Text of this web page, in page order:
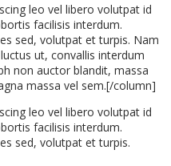
leo vel libero volutpat id
facilisis interdum.
sed, volutpat et turpis. Nam
ut, convallis interdum
non auctor blandit, massa
massa vel sem.[/column]
leo vel libero volutpat id
facilisis interdum.
sed, volutpat et turpis.